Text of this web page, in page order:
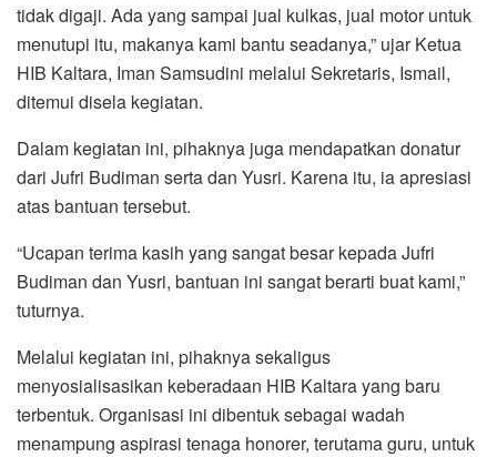
tidak digaji. Ada yang sampai jual kulkas, jual motor untuk
menutupi itu, makanya kami bantu seadanya,” ujar Ketua
HIB Kaltara, Iman Samsudini melalui Sekretaris, Ismail,
ditemui disela kegiatan.
Dalam kegiatan ini, pihaknya juga mendapatkan donatur
dari Jufri Budiman serta dan Yusri. Karena itu, ia apresiasi
atas bantuan tersebut.
“Ucapan terima kasih yang sangat besar kepada Jufri
Budiman dan Yusri, bantuan ini sangat berarti buat kami,”
tuturnya.
Melalui kegiatan ini, pihaknya sekaligus
menyosialisasikan keberadaan HIB Kaltara yang baru
terbentuk. Organisasi ini dibentuk sebagai wadah
menampung aspirasi tenaga honorer, terutama guru, untuk